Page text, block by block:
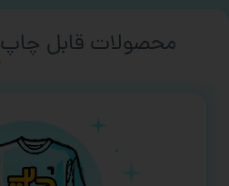
محصولات قابل چاپ